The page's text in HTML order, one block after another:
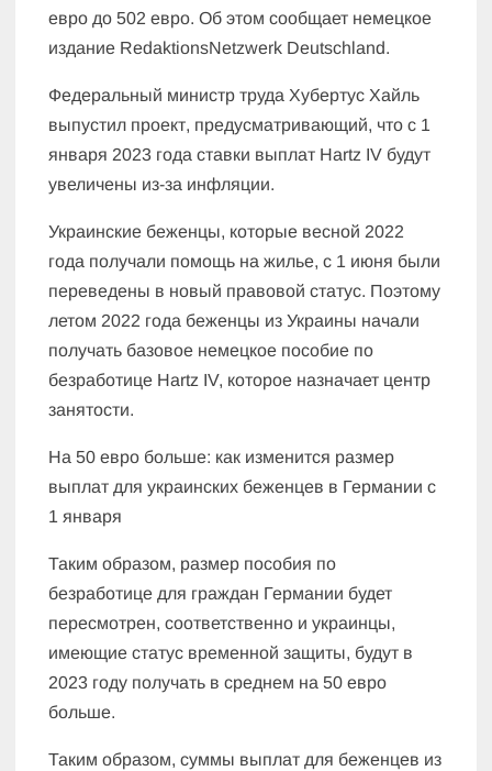
евро до 502 евро. Об этом сообщает немецкое
издание RedaktionsNetzwerk Deutschland.
Федеральный министр труда Хубертус Хайль
выпустил проект, предусматривающий, что с 1
января 2023 года ставки выплат Hartz IV будут
увеличены из-за инфляции.
Украинские беженцы, которые весной 2022
года получали помощь на жилье, с 1 июня были
переведены в новый правовой статус. Поэтому
летом 2022 года беженцы из Украины начали
получать базовое немецкое пособие по
безработице Hartz IV, которое назначает центр
занятости.
На 50 евро больше: как изменится размер
выплат для украинских беженцев в Германии с
1 января
Таким образом, размер пособия по
безработице для граждан Германии будет
пересмотрен, соответственно и украинцы,
имеющие статус временной защиты, будут в
2023 году получать в среднем на 50 евро
больше.
Таким образом, суммы выплат для беженцев из